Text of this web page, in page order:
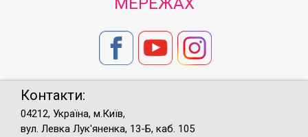
Контакти:
04212, Україна, м.Київ,
вул. Левка Лук'яненка, 13-Б, каб. 105